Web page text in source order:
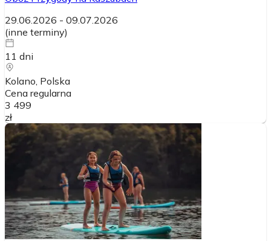
29.06.2026 - 09.07.2026
(inne terminy)
11 dni
Kolano, Polska
Cena regularna
3 499
zł